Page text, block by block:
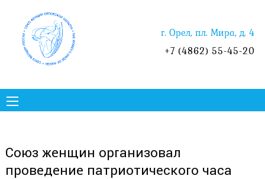
г. Орел, пл. Мира, д. 4
+7 (4862) 55-45-20
Союз женщин организовал
проведение патриотического часа